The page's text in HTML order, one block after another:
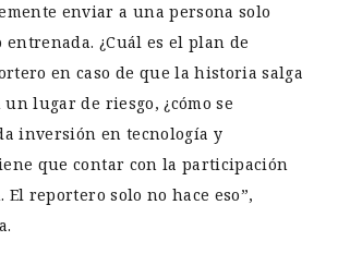
enviar a una persona solo
¿Cuál es el plan de
en caso de que la historia salga
un lugar de riesgo, ¿cómo se
inversión en tecnología y
que contar con la participación
reportero solo no hace eso”,